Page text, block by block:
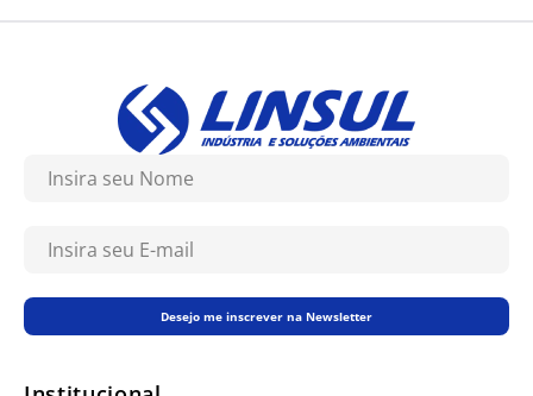
Desejo me inscrever na Newsletter